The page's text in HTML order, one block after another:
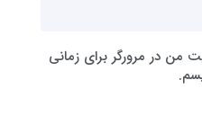
من در مرورگر برای زمانی